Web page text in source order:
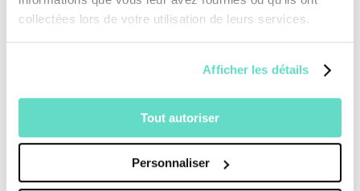
collectées lors de votre utilisation de leurs services.
Afficher les détails
Tout autoriser
Personnaliser
TOUS NOS PROGRAMMES
La messe
Documentaires
Parole Inattendue
Tous Frères
Générations Laudato Si’
Agenda Culturel